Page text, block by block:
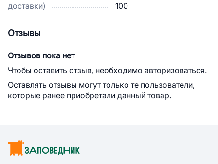
доставки)
100
Отзывы
Отзывов пока нет
Чтобы оставить отзыв, необходимо авторизоваться.
Оставлять отзывы могут только те пользователи,
которые ранее приобретали данный товар.